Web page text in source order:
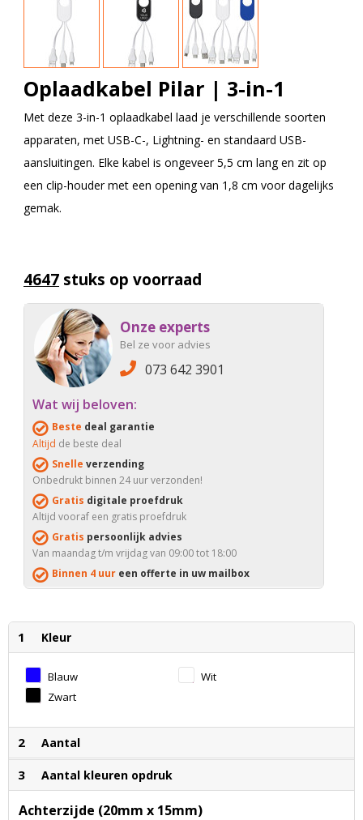
Oplaadkabel Pilar | 3-in-1
Met deze 3-in-1 oplaadkabel laad je verschillende soorten
apparaten, met USB-C-, Lightning- en standaard USB-
aansluitingen. Elke kabel is ongeveer 5,5 cm lang en zit op
een clip-houder met een opening van 1,8 cm voor dagelijks
gemak.
4647 stuks op voorraad
Onze experts
Bel ze voor advies
073 642 3901
Wat wij beloven:
Beste deal garantie
Altijd de beste deal
Snelle verzending
Onbedrukt binnen 24 uur verzonden!
Gratis digitale proefdruk
Altijd vooraf een gratis proefdruk
Gratis persoonlijk advies
Van maandag t/m vrijdag van 09:00 tot 18:00
Binnen 4 uur een offerte in uw mailbox
1 Kleur
Blauw
Wit
Zwart
2 Aantal
3 Aantal kleuren opdruk
Achterzijde (20mm x 15mm)